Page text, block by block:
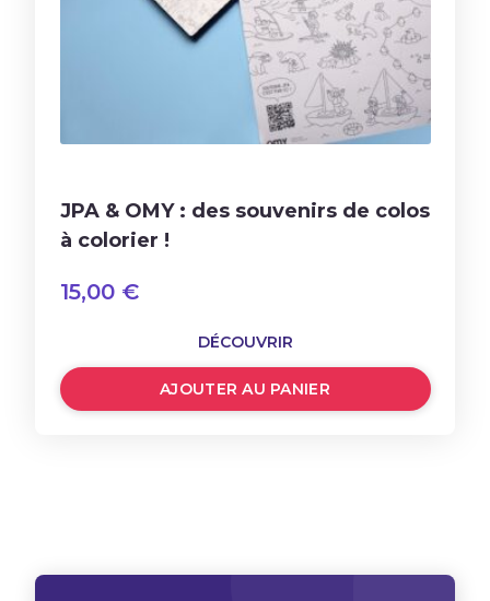
JPA & OMY : des souvenirs de colos
à colorier !
15,00 €
DÉCOUVRIR
AJOUTER AU PANIER